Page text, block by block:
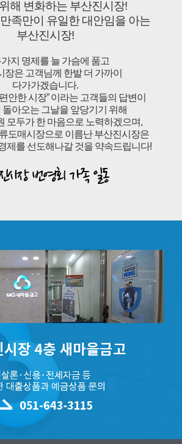
해 변화하는 부산진시장!
족만이 유일한 대안임을 아는
부산진시장!
지 명제를 늘 가슴에 품고
장은 고객님께 한발 더 가까이
다가가겠습니다.
안한 시장” 이라는 고객들의 답변이
아오는 그날을 앞당기기 위해
모두가 한 마음으로 노력하겠으며,
도매시장으로 이름난 부산진시장은
제를 선도해나갈 것을 약속드립니다!